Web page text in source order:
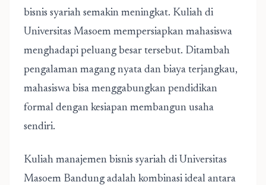
bisnis syariah semakin meningkat. Kuliah di
Universitas Masoem mempersiapkan mahasiswa
menghadapi peluang besar tersebut. Ditambah
pengalaman magang nyata dan biaya terjangkau,
mahasiswa bisa menggabungkan pendidikan
formal dengan kesiapan membangun usaha
sendiri.
Kuliah manajemen bisnis syariah di Universitas
Masoem Bandung adalah kombinasi ideal antara